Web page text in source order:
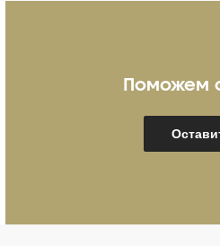
Серебряков
Поможем